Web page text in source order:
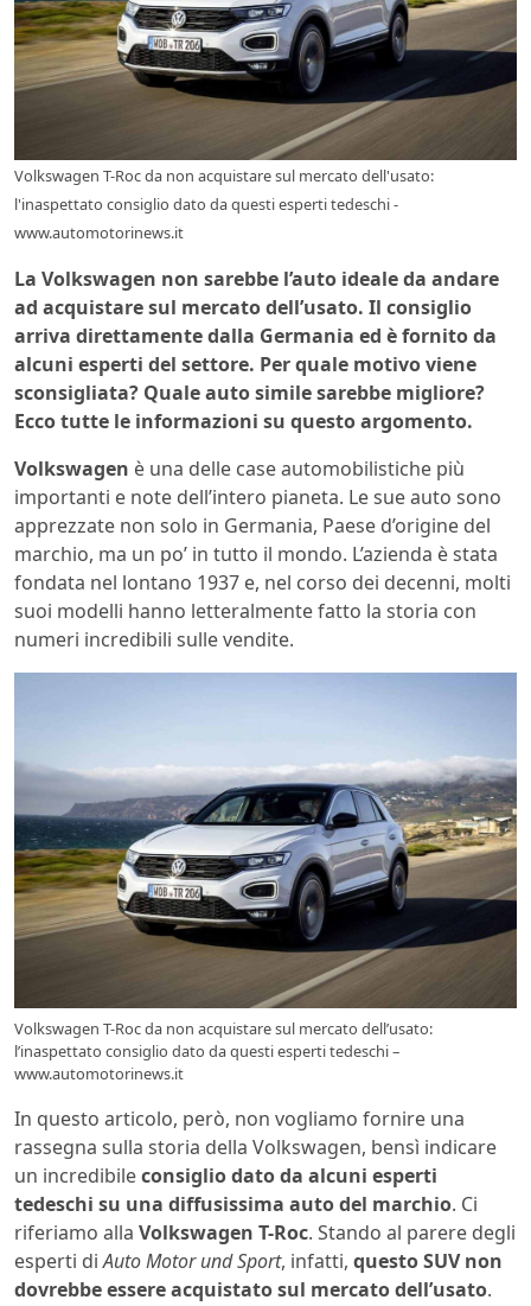
Volkswagen T-Roc da non acquistare sul mercato dell'usato:
l'inaspettato consiglio dato da questi esperti tedeschi -
www.automotorinews.it
La Volkswagen non sarebbe l’auto ideale da andare
ad acquistare sul mercato dell’usato. Il consiglio
arriva direttamente dalla Germania ed è fornito da
alcuni esperti del settore. Per quale motivo viene
sconsigliata? Quale auto simile sarebbe migliore?
Ecco tutte le informazioni su questo argomento.
Volkswagen è una delle case automobilistiche più
importanti e note dell’intero pianeta. Le sue auto sono
apprezzate non solo in Germania, Paese d’origine del
marchio, ma un po’ in tutto il mondo. L’azienda è stata
fondata nel lontano 1937 e, nel corso dei decenni, molti
suoi modelli hanno letteralmente fatto la storia con
numeri incredibili sulle vendite.
Volkswagen T-Roc da non acquistare sul mercato dell’usato:
l’inaspettato consiglio dato da questi esperti tedeschi –
www.automotorinews.it
In questo articolo, però, non vogliamo fornire una
rassegna sulla storia della Volkswagen, bensì indicare
un incredibileconsiglio dato da alcuni esperti
tedeschi su una diffusissima auto del marchio. Ci
riferiamo alla Volkswagen T-Roc. Stando al parere degli
esperti diAuto Motor und Sport, infatti, questo SUV non
dovrebbe essere acquistato sul mercato dell’usato.